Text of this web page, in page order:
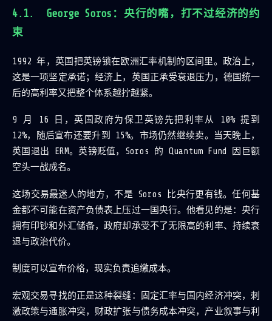
George Soros：央行的嘴，打不过经济的约
束
1992 年，英国把英镑锁在欧洲汇率机制的区间里。政治上，
这是一项坚定承诺；经济上，英国正承受衰退压力，德国统一
后的高利率又把整个体系越拧越紧。
9 月 16 日，英国政府为保卫英镑先把利率从 10% 提到
12%，随后宣布还要升到 15%。市场仍然继续卖。当天晚上，
英国退出 ERM。英镑贬值，Soros 的 Quantum Fund 因巨额
空头一战成名。
这场交易最迷人的地方，不是 Soros 比央行更有钱。任何基
金都不可能在资产负债表上压过一国央行。他看见的是：央行
拥有印钞和外汇储备，政府却承受不了无限高的利率、持续衰
退与政治代价。
制度可以宣布价格，现实负责追缴成本。
宏观交易寻找的正是这种裂缝：固定汇率与国内经济冲突，刺
激政策与通胀冲突，财政扩张与债务成本冲突，产业叙事与利